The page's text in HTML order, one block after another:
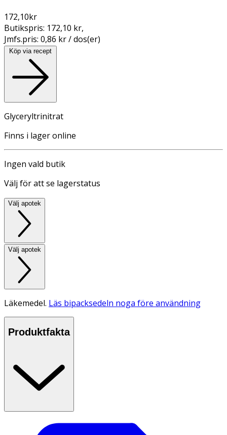
172,10kr
Butikspris: 172,10 kr,
Jmfs.pris: 0,86 kr / dos(er)
Köp via recept
Glyceryltrinitrat
Finns i lager online
Ingen vald butik
Välj för att se lagerstatus
Välj apotek
Välj apotek
Läkemedel. Läs bipacksedeln noga före användning
Produktfakta